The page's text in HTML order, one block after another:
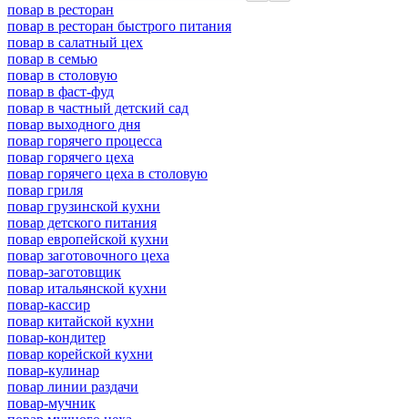
повар в ресторан
повар в ресторан быстрого питания
повар в салатный цех
повар в семью
повар в столовую
повар в фаст-фуд
повар в частный детский сад
повар выходного дня
повар горячего процесса
повар горячего цеха
повар горячего цеха в столовую
повар гриля
повар грузинской кухни
повар детского питания
повар европейской кухни
повар заготовочного цеха
повар-заготовщик
повар итальянской кухни
повар-кассир
повар китайской кухни
повар-кондитер
повар корейской кухни
повар-кулинар
повар линии раздачи
повар-мучник